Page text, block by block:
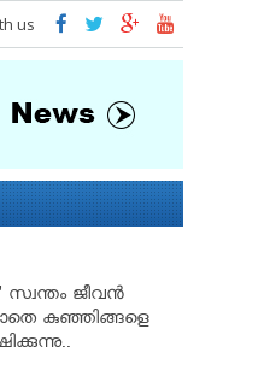
us
ജീവൻ
കുഞ്ഞിങ്ങളെ